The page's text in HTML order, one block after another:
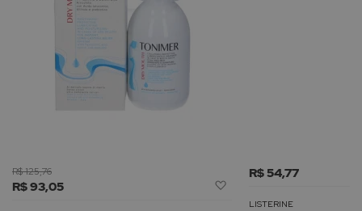
R$ 93,05
R$ 125,76 R$ 54,77
LISTERINE